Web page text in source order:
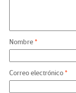
Nombre*
Correo electrónico*